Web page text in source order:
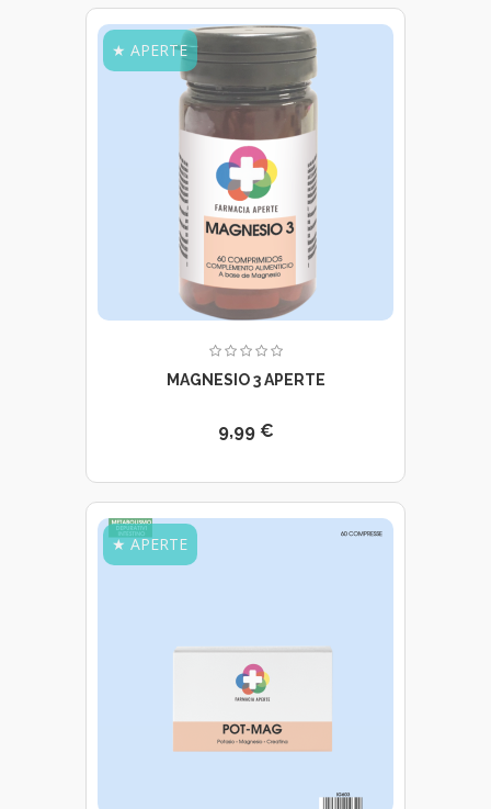
★ APERTE
MAGNESIO 3 APERTE
9,99 €
★ APERTE